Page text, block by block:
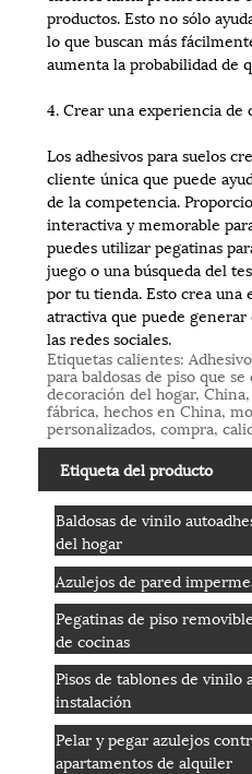
productos. Esto no sólo
lo que buscan más
aumenta la probabilidad de
4. Crear una experiencia de
Los adhesivos para suelos
cliente única que puede
de la competencia.
interactiva y memorable
puedes utilizar pegatinas
juego o una búsqueda del
por tu tienda. Esto crea una
atractiva que puede
las redes sociales.
Etiquetas calientes:
para baldosas de piso que
decoración del hogar,
fábrica, hechos en China,
personalizados, compra,
Etiqueta del producto
Baldosas de vinilo
del hogar
Azulejos de pared
Pegatinas de piso
de cocinas
Pisos de tablones de vinilo
instalación
Pelar y pegar azulejos
apartamentos de alquiler